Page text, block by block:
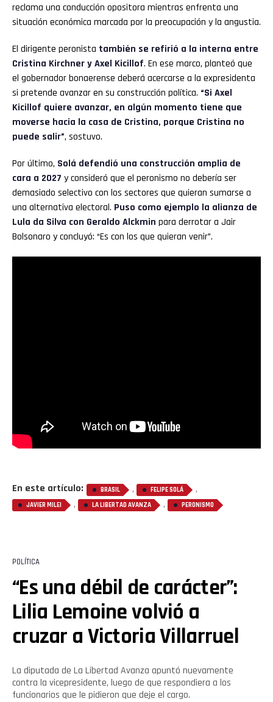
reclama una conducción opositora mientras enfrenta una
situación económica marcada por la preocupación y la angustia.
El dirigente peronista también se refirió a la interna entre
Cristina Kirchner y Axel Kicillof. En ese marco, planteó que
el gobernador bonaerense deberá acercarse a la expresidenta
si pretende avanzar en su construcción política. “Si Axel
Kicillof quiere avanzar, en algún momento tiene que
moverse hacia la casa de Cristina, porque Cristina no
puede salir”, sostuvo.
Por último, Solá defendió una construcción amplia de
cara a 2027 y consideró que el peronismo no debería ser
demasiado selectivo con los sectores que quieran sumarse a
una alternativa electoral. Puso como ejemplo la alianza de
Lula da Silva con Geraldo Alckmin para derrotar a Jair
Bolsonaro y concluyó: “Es con los que quieran venir”.
En este artículo: BRASIL , FELIPE SOLÁ ,
JAVIER MILEI , LA LIBERTAD AVANZA , PERONISMO
POLÍTICA
“Es una débil de carácter”:
Lilia Lemoine volvió a
cruzar a Victoria Villarruel
La diputada de La Libertad Avanza apuntó nuevamente
contra la vicepresidente, luego de que respondiera a los
funcionarios que le pidieron que deje el cargo.